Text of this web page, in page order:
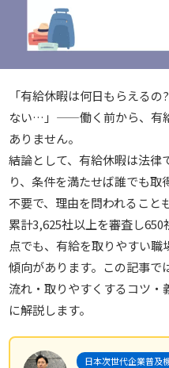
「有給休暇は何日もらえる
ない…」——働く前から、有
ありません。
結論として、有給休暇は法律
り、条件を満たせば誰でも
不要で、理由を問われること
累計3,625社以上を審査し
点でも、有給を取りやすい
傾向があります。この記事で
流れ・取りやすくするコツ・
に解説します。
日本次世代企業普及